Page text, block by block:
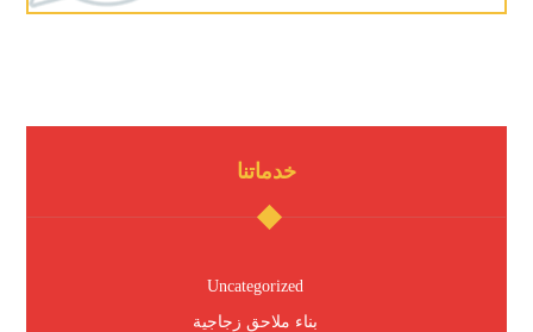
خدماتنا
Uncategorized
بناء ملاحق زجاجية